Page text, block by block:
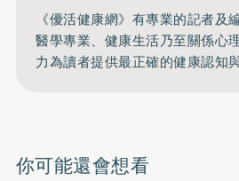
《優活健康網》有專業的記者及
醫學專業、健康生活乃至關係心
力為讀者提供最正確的健康認知
你可能還會想看